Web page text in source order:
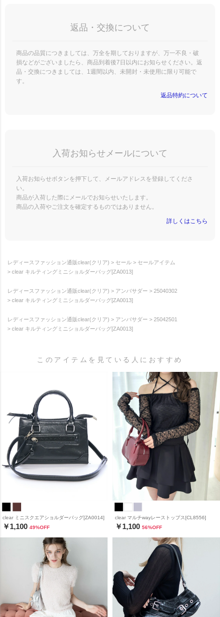
返品・交換について
商品の品質につきましては、万全を期しておりますが、万一不良・破
損などがございましたら、商品到着後7日以内にお知らせください。返
品・交換につきましては、1週間以内、未開封・未使用に限り可能で
す。
返品特約について
入荷お知らせメールについて
入荷お知らせボタンを押下して、メールアドレスを登録してくださ
い。
商品が入荷した際にメールでお知らせいたします。
商品の入荷やご注文を確定するものではありません。
詳しくはこちら
レディースファッション通販clear(クリア) セール
セールアイテム
clear キルティングミニショルダーバッグ[ZA0013]
レディースファッション通販clear(クリア) アンバサダー
25040302
clear キルティングミニショルダーバッグ[ZA0013]
レディースファッション通販clear(クリア) アンバサダー
25042501
clear キルティングミニショルダーバッグ[ZA0013]
このアイテムを見ている人におすすめ
clear ミニスクエアショルダーバッグ[ZA0014]
￥1,100 49%OFF
clear マルチwayレーストップス[CL8556]
￥1,100 56%OFF